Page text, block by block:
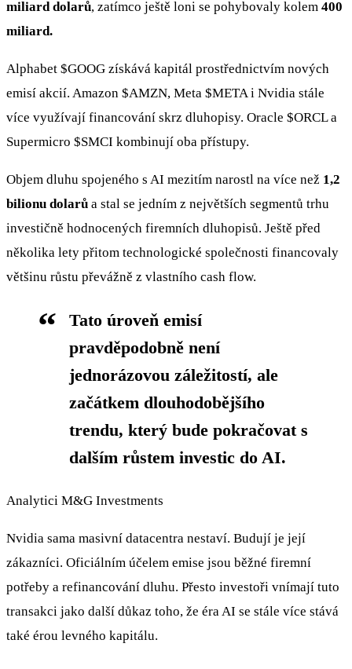
miliard dolarů, zatímco ještě loni se pohybovaly kolem 400
miliard.
Alphabet $GOOG získává kapitál prostřednictvím nových
emisí akcií. Amazon $AMZN, Meta $METAi Nvidia stále
více využívají financování skrz dluhopisy. Oracle $ORCLa
Supermicro $SMCI kombinují oba přístupy.
Objem dluhu spojeného s AI mezitím narostl na více než 1,2
bilionu dolarů a stal se jedním z největších segmentů trhu
investičně hodnocených firemních dluhopisů. Ještě před
několika lety přitom technologické společnosti financovaly
většinu růstu převážně z vlastního cash flow.
Tato úroveň emisí
pravděpodobně není
jednorázovou záležitostí, ale
začátkem dlouhodobějšího
trendu, který bude pokračovat s
dalším růstem investic do AI.
Analytici M&G Investments
Nvidia sama masivní datacentra nestaví. Budují je její
zákazníci. Oficiálním účelem emise jsou běžné firemní
potřeby a refinancování dluhu. Přesto investoři vnímají tuto
transakci jako další důkaz toho, že éra AI se stále více stává
také érou levného kapitálu.